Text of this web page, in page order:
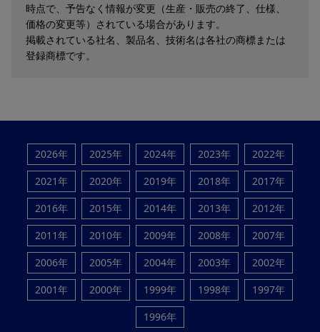
時点で、予告なく情報が変更（生産・販売の終了、仕様、
価格の変更等）されている場合があります。
掲載されている社名、製品名、技術名は各社の商標または
登録商標です。
2026年 2025年 2024年 2023年
2022年
2021年
2020年 2019年 2018年
2017年
2016年
2015年 2014年 2013年
2012年
2011年
2010年 2009年 2008年
2007年
2006年
2005年 2004年 2003年
2002年
2001年
2000年 1999年 1998年
1997年
1996年